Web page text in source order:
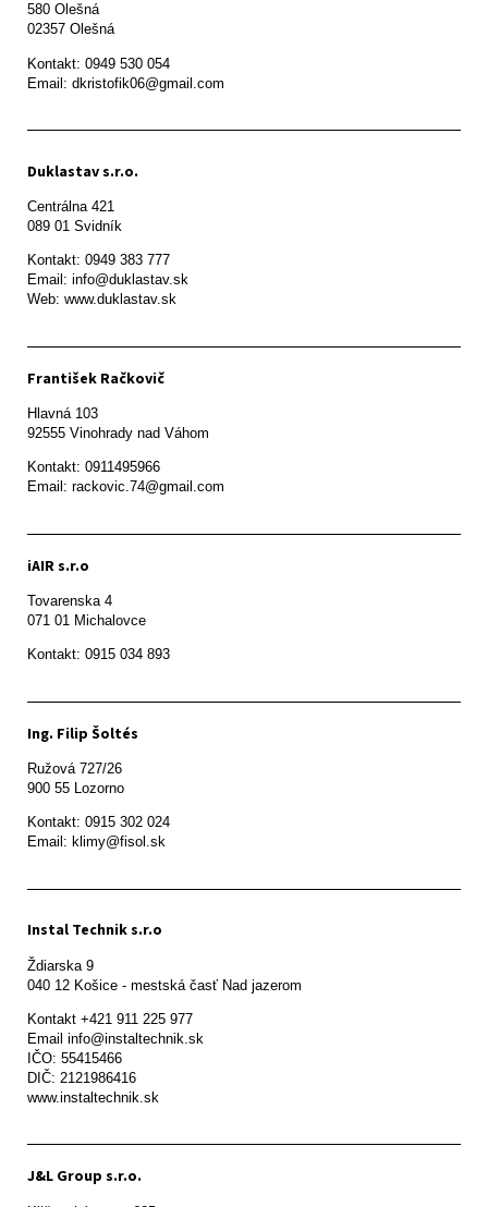
580 Olešná
Kontakt: 0949 530 054
Email: dkristofik06@gmail.com
Duklastav s.r.o.
Centrálna 421
089 01 Svidník
Kontakt: 0949 383 777
Email: info@duklastav.sk
Web: www.duklastav.sk
František Račkovič
Hlavná 103
92555 Vinohrady nad Váhom
Kontakt: 0911495966
Email: rackovic.74@gmail.com
iAIR s.r.o
Tovarenska 4
071 01 Michalovce
Ing. Filip Šoltés
Ružová 727/26
900 55 Lozorno
Kontakt: 0915 302 024
Email: klimy@fisol.sk
Instal Technik s.r.o
Ždiarska 9
Kontakt +421 911 225 977
Email info@instaltechnik.sk
IČO: 55415466
DIČ: 2121986416
www.instaltechnik.sk
J&L Group s.r.o.